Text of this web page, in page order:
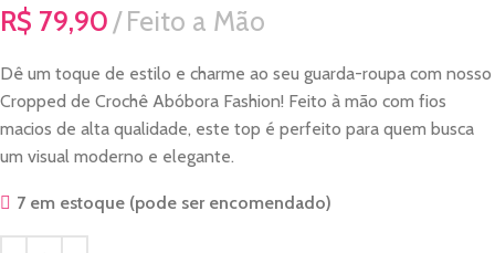
R$ 79,90 Feito a Mão
Dê um toque de estilo e charme ao seu guarda-roupa com nosso
Cropped de Crochê Abóbora Fashion! Feito à mão com fios
macios de alta qualidade, este top é perfeito para quem busca
um visual moderno e elegante.
7 em estoque (pode ser encomendado)